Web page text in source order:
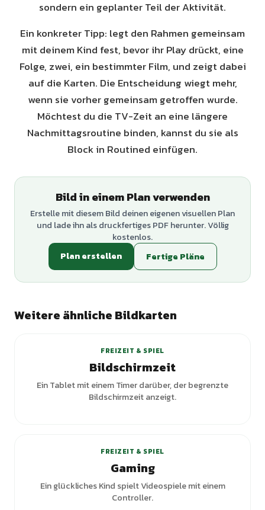
sondern ein geplanter Teil der Aktivität.
Ein konkreter Tipp: legt den Rahmen gemeinsam
mit deinem Kind fest, bevor ihr Play drückt, eine
Folge, zwei, ein bestimmter Film, und zeigt dabei
auf die Karten. Die Entscheidung wiegt mehr,
wenn sie vorher gemeinsam getroffen wurde.
Möchtest du die TV-Zeit an eine längere
Nachmittagsroutine binden, kannst du sie als
Block in Routined einfügen.
Bild in einem Plan verwenden
Erstelle mit diesem Bild deinen eigenen visuellen Plan
und lade ihn als druckfertiges PDF herunter. Völlig
kostenlos.
Plan erstellen
Fertige Pläne
Weitere ähnliche Bildkarten
FREIZEIT & SPIEL
Bildschirmzeit
Ein Tablet mit einem Timer darüber, der begrenzte
Bildschirmzeit anzeigt.
FREIZEIT & SPIEL
Gaming
Ein glückliches Kind spielt Videospiele mit einem
Controller.